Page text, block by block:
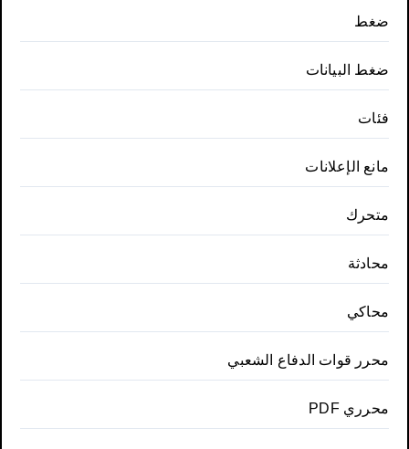
ضغط
ضغط البيانات
فئات
مانع الإعلانات
متحرك
محادثة
محاكي
محرر قوات الدفاع الشعبي
محرري PDF